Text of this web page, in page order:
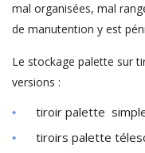
mal organisées, mal
de manutention y est
Le stockage palette sur
versions :
tiroir palette
tiroirs palette